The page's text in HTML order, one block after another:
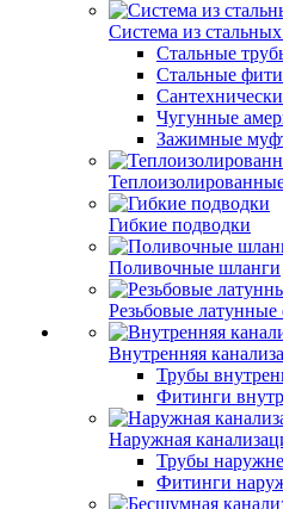
Система из
Стальные
Стальные
Чугунные
Зажимные
Гибкие подводки
Поливочные шланги
Резьбовые
Внутренняя
Трубы
Фитинги
Наружная
Трубы
Фитинги